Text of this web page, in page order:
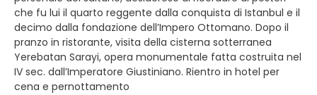
che fu lui il quarto reggente dalla conquista di Istanbul e il
decimo dalla fondazione dell’Impero Ottomano. Dopo il
pranzo in ristorante, visita della cisterna sotterranea
Yerebatan Sarayi, opera monumentale fatta costruita nel
IV sec. dall’Imperatore Giustiniano. Rientro in hotel per
cena e pernottamento